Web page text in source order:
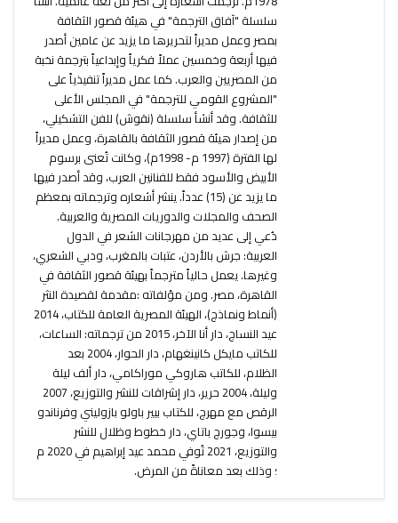
سلسلة "آفاق الترجمة" في هيئة قصور الثقافة
بمصر وعمل مديراً لتحريرها ما يزيد عن عامين أصدر
فيها أربعة وخمسين عملاً فكرياً وإبداعياً بترجمة نخبة
من المصريين والعرب. كما عمل مديراً تنفيذياً على
"المشروع القومي للترجمة" في المجلس الأعلى
للثقافة. وقد أنشأ سلسلة (نقوش) للفن التشكيلي،
من إصدار هيئة قصور الثقافة بالقاهرة، وعمل مديراً
لها الفترة (1997 م- 1998م)، وكانت تُعنى برسوم
الأبيض والأسود فقط للفنانين العرب، وقد أصدر فيها
ما يزيد عن (15) عدداً. ينشر أشعاره وترجماته بمعظم
الصحف والمجلات والدوريات المصرية والعربية.
دُعي إلى عديد من مهرجانات الشعر في الدول
العربية: جرش بالأردن، عتبات بالمغرب، ودبي الشعري،
وغيرها. يعمل حالياً مترجماً بهيئة قصور الثقافة في
القاهرة، مصر. ومن مؤلفاته :مقدمة لقصيدة النثر
(أنماط ونماذج)، الهيئة المصرية العامة للكتاب، 2014
عيد النساج، دار أنا الآخر، 2015 من ترجماته: الساعات،
للكاتب مايكل كانينغهام، دار الحوار، 2004 بعد
الظلام، للكاتب هاروكي موراكامي، دار ألف ليلة
وليلة، 2004 حرير، دار إشراقات للنشر والتوزيع، 2007
الرقص مع مهرج، للكتاب بيير باولو بازوليني وفرناندو
بيسوا، وجورج باتاي، دار خطوط وظلال للنشر
والتوزيع، 2021 تُوفي محمد عيد إبراهيم في 2020 م
؛ وذلك بعد معاناةً من المرض.